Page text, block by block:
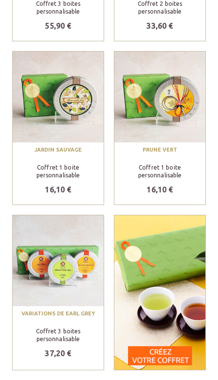
Coffret 3 boites
personnalisable
55,90 €
Coffret 2 boites
personnalisable
33,60 €
JARDIN SAUVAGE
Coffret 1 boite
personnalisable
16,10 €
PRUNE VERT
Coffret 1 boite
personnalisable
16,10 €
VARIATIONS DE EARL GREY
Coffret 3 boites
personnalisable
37,20 €